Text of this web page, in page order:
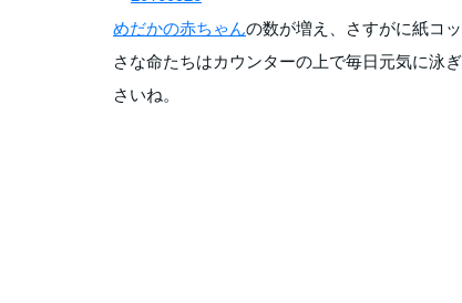
めだかの赤ちゃんの数が増え、さすがに紙コ
さな命たちはカウンターの上で毎日元気に泳
さいね。